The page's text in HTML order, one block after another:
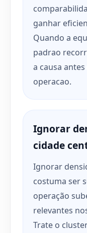
ganhar
Quando a
padrao
a causa
operacao.
Ignorar
cidade
Ignorar
costuma ser
operação
relevantes
Trate o